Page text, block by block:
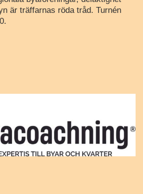
är träffarnas röda tråd. Turnén